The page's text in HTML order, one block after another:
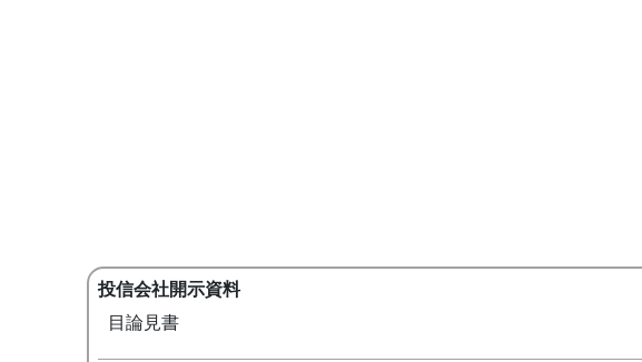
投信会社開示資料
目論見書